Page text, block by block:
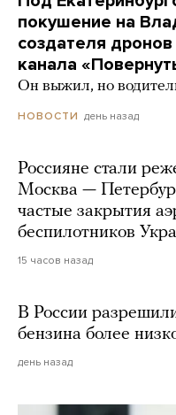
покушение на
создателя
канала
Он выжил, но
НОВОСТИ день назад
Россияне стали
Москва —
частые закрытия
беспилотников
15 часов назад
В России
бензина более
день назад